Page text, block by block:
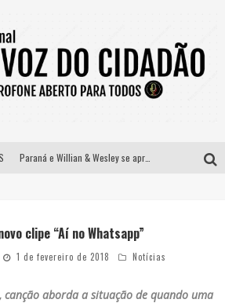
Paraná e Willian & Wesley se apresentam no Carretão Trevo Contagem nesta sexta-feira
Definidas as 12 finalistas do concurso Rainha do Pedro Leopoldo Rodeio Show 2026
clipe “Aí no Whatsapp”
1 de fevereiro de 2018 Notícias
aborda a situação de quando uma